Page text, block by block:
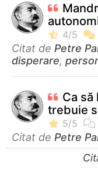
Citat de Petre
disperare,
Ca să
trebuie
Citat de Petre